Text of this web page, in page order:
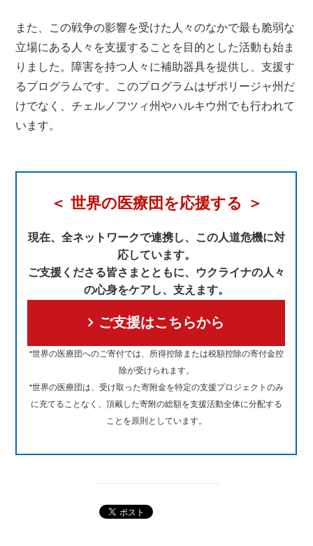
また、この戦争の影響を受けた人々のなかで最も脆弱な
立場にある人々を支援することを目的とした活動も始ま
りました。障害を持つ人々に補助器具を提供し、支援す
るプログラムです。このプログラムはザポリージャ州だ
けでなく、チェルノフツィ州やハルキウ州でも行われて
います。
＜ 世界の医療団を応援する ＞
現在、全ネットワークで連携し、この人道危機に対
応しています。
ご支援くださる皆さまとともに、ウクライナの人々
の心身をケアし、支えます。
ご支援はこちらから
*世界の医療団へのご寄付では、所得控除または税額控除の寄付金控
除が受けられます。
*世界の医療団は、受け取った寄附金を特定の支援プロジェクトのみ
に充てることなく、頂戴した寄附の総額を支援活動全体に分配する
ことを原則としています。